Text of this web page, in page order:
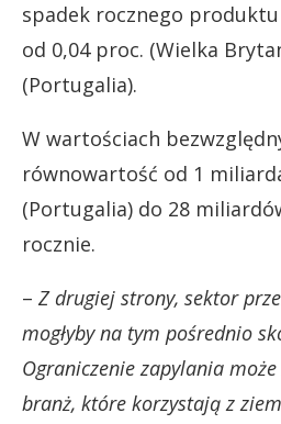
spadek rocznego
od 0,04 proc. (Wielka
(Portugalia).
W wartościach
równowartość od 1
(Portugalia) do 28
rocznie.
– Z drugiej strony, sektor
mogłyby na tym pośrednio
Ograniczenie zapylania
branż, które korzystają z